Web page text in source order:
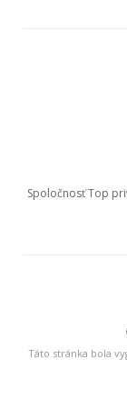
Spoločnosť Top
Táto stránka bola